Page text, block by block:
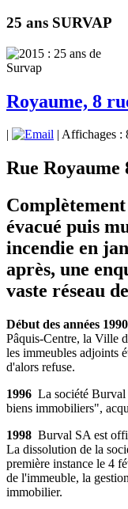
25 ans SURVAP
Royaume, 8
| Affichages :
Rue Royaume
évacué puis
incendie en
après, une
vaste réseau
Début des années 1990
Pâquis-Centre, la Ville
les immeubles adjoints
d'alors refuse.
1996 La société Burval
biens immobiliers",
1998 Burval SA est
La dissolution de la
première instance le 4
de l'immeuble, la
immobilier.